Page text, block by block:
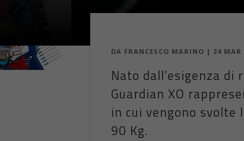
DA FRANCESCO MARINO | 24 MAR
Nato dall’esigenza
Guardian XO
in cui vengono svolte
90 Kg.